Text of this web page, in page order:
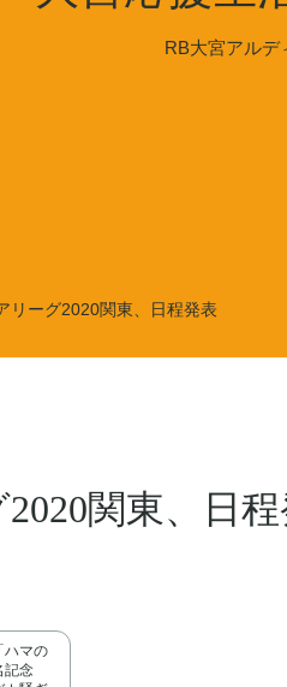
RB大宮アルデ
リーグ2020関東、日程発表
関東、日
ハマの
記念